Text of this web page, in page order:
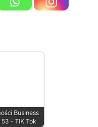
Business
53 - TIK Tok